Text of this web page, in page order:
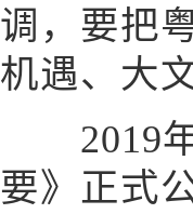
调，要把
机遇、大
2019年
要》正式